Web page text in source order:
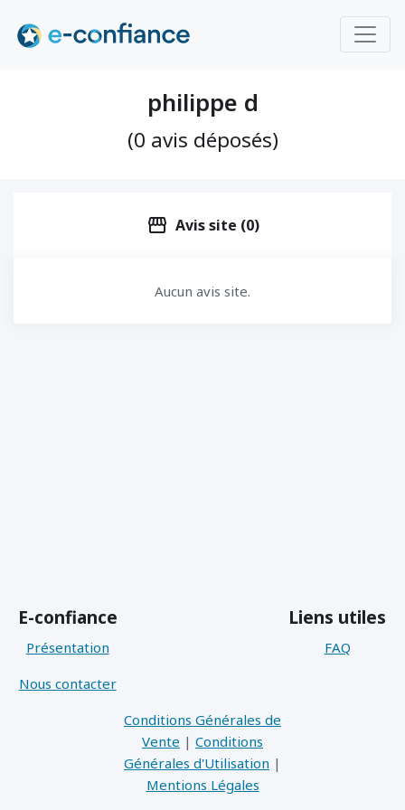
philippe d
(0 avis déposés)
storefront Avis site (0)
Aucun avis site.
E-confiance
Présentation
Nous contacter
Liens utiles
FAQ
Conditions Générales de
Vente | Conditions
Générales d'Utilisation |
Mentions Légales